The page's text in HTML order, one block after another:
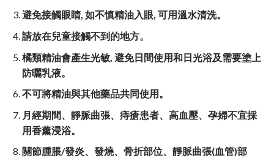
避免接觸眼睛, 如不慎精油入眼, 可用溫水清洗。
請放在兒童接觸不到的地方。
橘類精油會產生光敏, 避免日間使用和日光浴及需要塗上
防曬乳液。
不可將精油與其他藥品共同使用。
月經期間、 靜脈曲張、痔瘡患者、高血壓、孕婦不宜採
用香薰浸浴。
關節腫脹/發炎、發燒、骨折部位、靜脈曲張(血管)部